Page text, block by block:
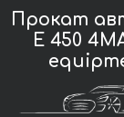
Прокат
E 450